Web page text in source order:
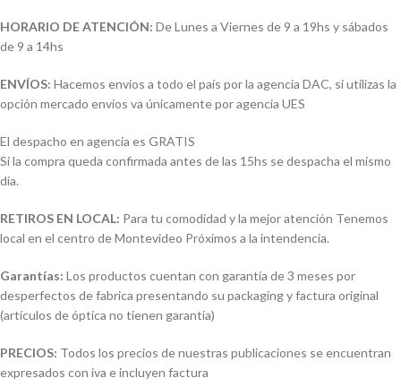
HORARIO DE ATENCIÓN: De Lunes a Viernes de 9 a 19hs y sábados
de 9 a 14hs
ENVÍOS: Hacemos envíos a todo el país por la agencia DAC, si utilizas la
opción mercado envíos va únicamente por agencia UES
El despacho en agencia es GRATIS
Si la compra queda confirmada antes de las 15hs se despacha el mismo
día.
RETIROS EN LOCAL: Para tu comodidad y la mejor atención Tenemos
local en el centro de Montevideo Próximos a la intendencia.
Garantías: Los productos cuentan con garantía de 3 meses por
desperfectos de fabrica presentando su packaging y factura original
(artículos de óptica no tienen garantía)
PRECIOS: Todos los precios de nuestras publicaciones se encuentran
expresados con iva e incluyen factura